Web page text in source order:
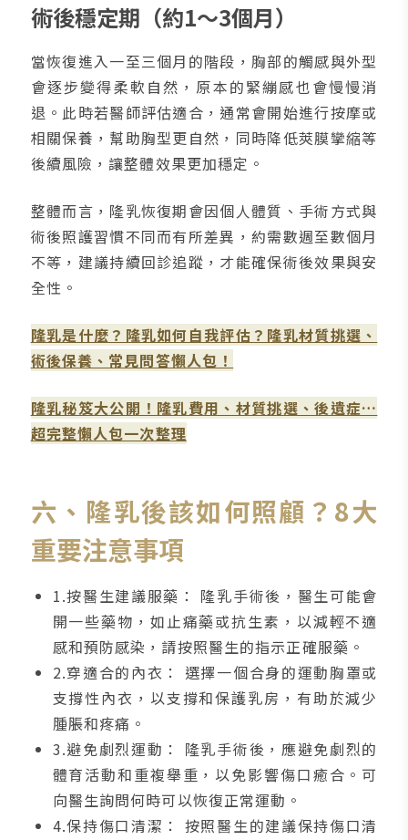
術後穩定期（約1～3個月）
當恢復進入一至三個月的階段，胸部的觸感與外型
會逐步變得柔軟自然，原本的緊繃感也會慢慢消
退。此時若醫師評估適合，通常會開始進行按摩或
相關保養，幫助胸型更自然，同時降低莢膜攣縮等
後續風險，讓整體效果更加穩定。
整體而言，隆乳恢復期會因個人體質、手術方式與
術後照護習慣不同而有所差異，約需數週至數個月
不等，建議持續回診追蹤，才能確保術後效果與安
全性。
隆乳是什麼？隆乳如何自我評估？隆乳材質挑選、
術後保養、常見問答懶人包！
隆乳秘笈大公開！隆乳費用、材質挑選、後遺症…
超完整懶人包一次整理
六、隆乳後該如何照顧？8大
重要注意事項
1.按醫生建議服藥： 隆乳手術後，醫生可能會
開一些藥物，如止痛藥或抗生素，以減輕不適
感和預防感染，請按照醫生的指示正確服藥。
2.穿適合的內衣： 選擇一個合身的運動胸罩或
支撐性內衣，以支撐和保護乳房，有助於減少
腫脹和疼痛。
3.避免劇烈運動： 隆乳手術後，應避免劇烈的
體育活動和重複舉重，以免影響傷口癒合。可
向醫生詢問何時可以恢復正常運動。
4.保持傷口清潔： 按照醫生的建議保持傷口清